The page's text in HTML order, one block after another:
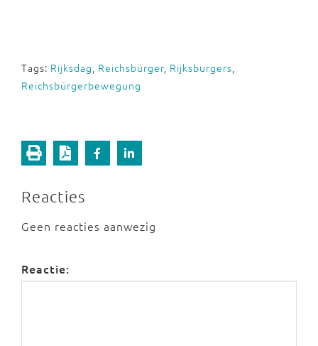
Tags: Rijksdag, Reichsbürger, Rijksburgers,
Reichsbürgerbewegung
Reacties
Geen reacties aanwezig
Reactie: